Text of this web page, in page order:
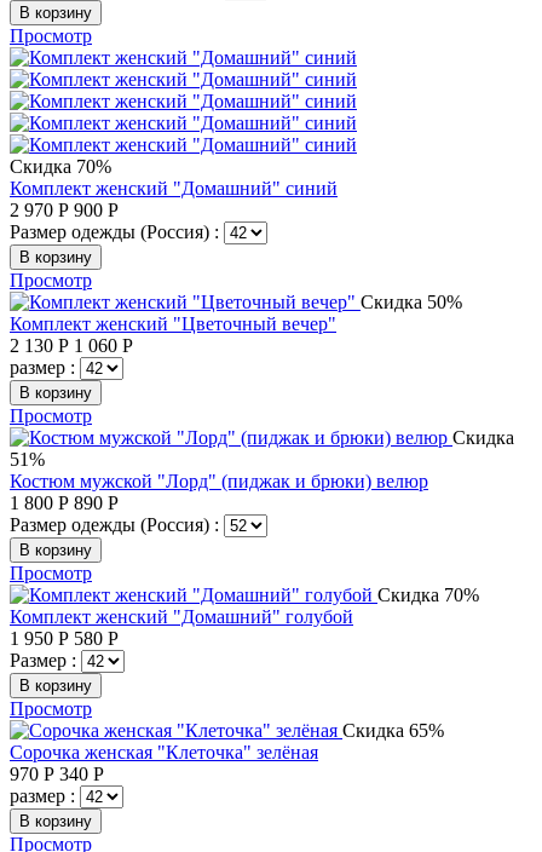
В корзину
Просмотр
Скидка 70%
Комплект женский "Домашний" синий
2 970 Р 900 Р
Размер одежды (Россия) :
В корзину
Просмотр
Скидка 50%
Комплект женский "Цветочный вечер"
2 130 Р 1 060 Р
размер :
В корзину
Просмотр
Скидка
51%
Костюм мужской "Лорд" (пиджак и брюки) велюр
1 800 Р 890 Р
Размер одежды (Россия) :
В корзину
Просмотр
Скидка 70%
Комплект женский "Домашний" голубой
1 950 Р 580 Р
Размер :
В корзину
Просмотр
Скидка 65%
Сорочка женская "Клеточка" зелёная
970 Р 340 Р
размер :
В корзину
Просмотр